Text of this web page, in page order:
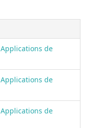
Applications de
Applications de
Applications de